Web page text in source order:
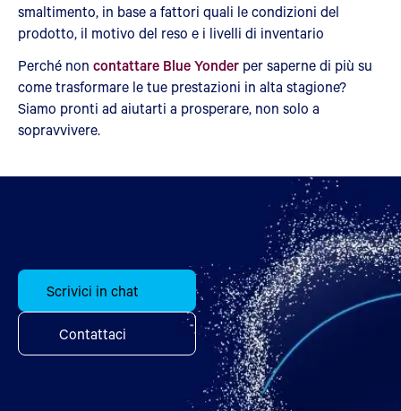
smaltimento, in base a fattori quali le condizioni del
prodotto, il motivo del reso e i livelli di inventario
Perché non contattare Blue Yonder per saperne di più su
come trasformare le tue prestazioni in alta stagione?
Siamo pronti ad aiutarti a prosperare, non solo a
sopravvivere.
Scrivici in chat
Contattaci